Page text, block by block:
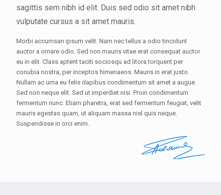
sagittis sem nibh id elit. Duis sed odio sit amet nibh
vulputate cursus a sit amet mauris.
Morbi accumsan ipsum velit. Nam nec tellus a odio tincidunt
auctor a ornare odio. Sed non mauris vitae erat consequat auctor
eu in elit. Class aptent taciti sociosqu ad litora torquent per
conubia nostra, per inceptos himenaeos. Mauris in erat justo.
Nullam ac urna eu felis dapibus condimentum sit amet a augue.
Sed non neque elit. Sed ut imperdiet nisi. Proin condimentum
fermentum nunc. Etiam pharetra, erat sed fermentum feugiat, velit
mauris egestas quam, ut aliquam massa nisl quis neque.
Suspendisse in orci enim.